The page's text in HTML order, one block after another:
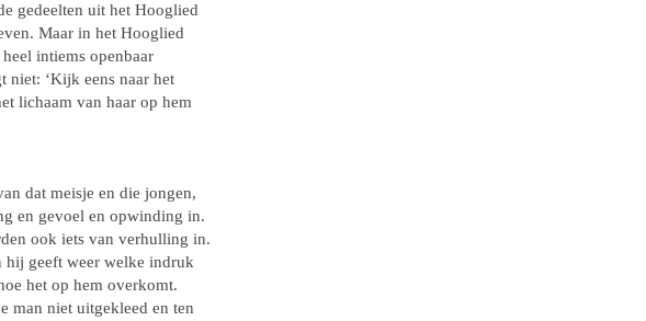
gedeelten uit het Hooglied
Maar in het Hooglied
intiems openbaar
niet: ‘Kijk eens naar het
lichaam van haar op hem
dat meisje en die jongen,
en gevoel en opwinding in.
ook iets van verhulling in.
hij geeft weer welke indruk
het op hem overkomt.
man niet uitgekleed en ten